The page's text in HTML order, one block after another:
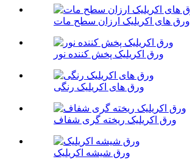
ورق های اکریلیک ارزان سطح مات
ورق اکریلیک پخش کننده نور
ورق های اکریلیک رنگی
ورق اکریلیک ریخته گری شفاف
ورق شیشه اکریلیک